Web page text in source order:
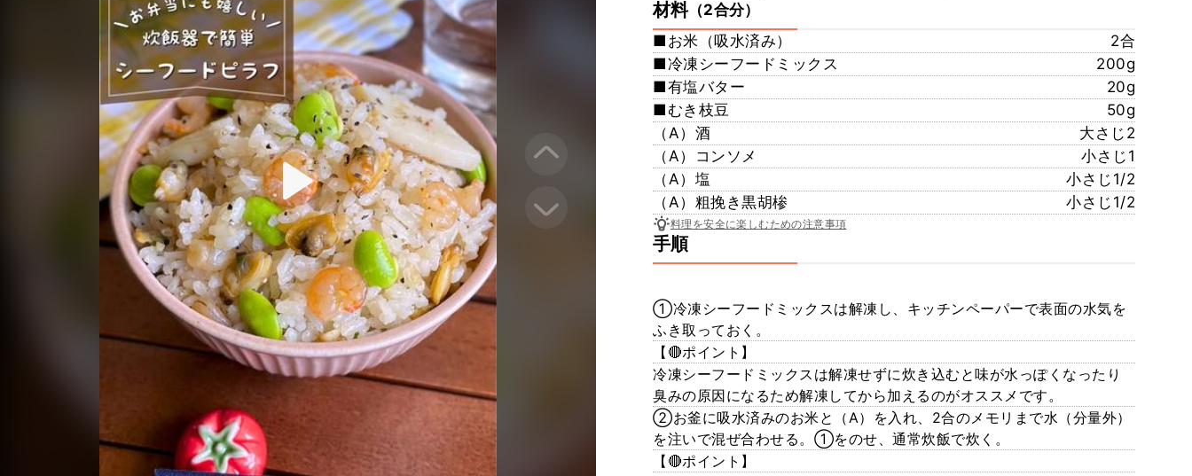
材料（2合分）
■お米（吸水済み）
2合
■冷凍シーフードミックス
200g
■有塩バター
20g
■むき枝豆
50g
（A）酒
大さじ2
（A）コンソメ
小さじ1
（A）塩
小さじ1/2
（A）粗挽き黒胡椮
小さじ1/2
料理を安全に楽しむための注意事項
手順
①冷凍シーフードミックスは解凍し、キッチンペーパーで表面の水気を
ふき取っておく。
【🔴ポイント】
冷凍シーフードミックスは解凍せずに炊き込むと味が水っぽくなったり
臭みの原因になるため解凍してから加えるのがオススメです。
②お釜に吸水済みのお米と（A）を入れ、2合のメモリまで水（分量外）
を注いで混ぜ合わせる。①をのせ、通常炊飯で炊く。
【🔴ポイント】